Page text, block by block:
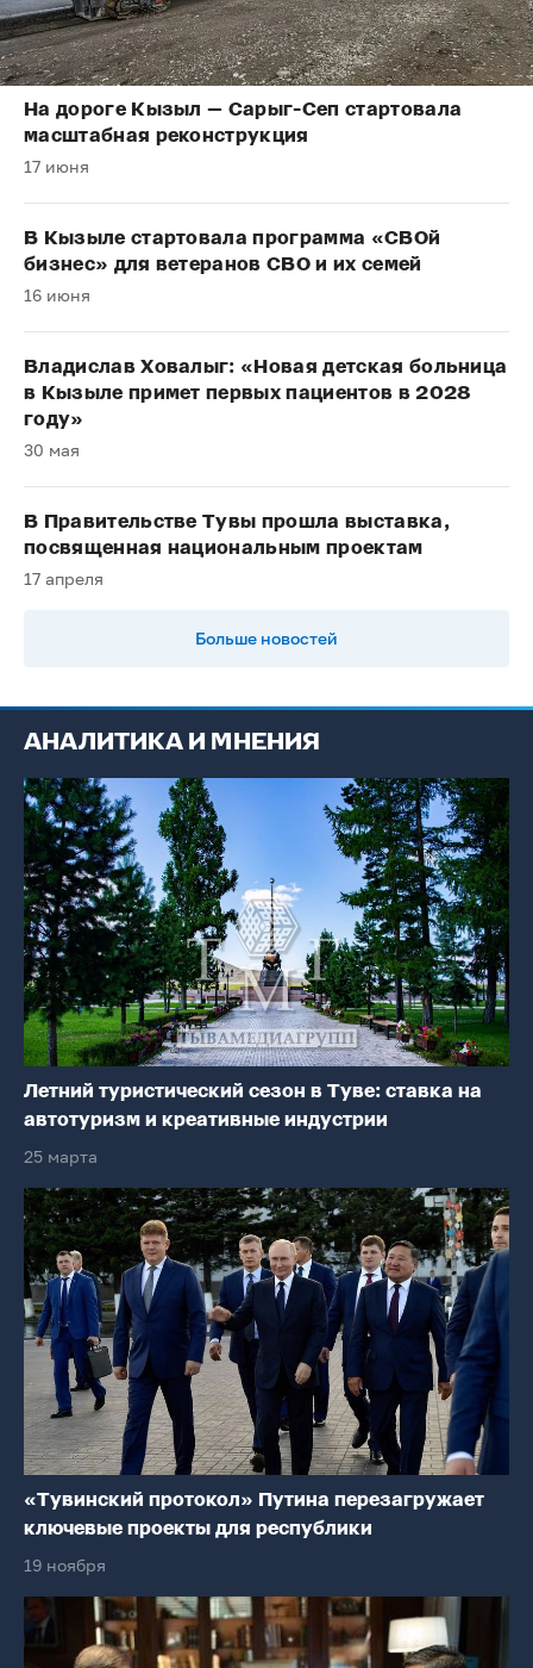
На дороге Кызыл — Сарыг-Сеп стартовала
масштабная реконструкция
17 июня
В Кызыле стартовала программа «СВОй
бизнес» для ветеранов СВО и их семей
16 июня
Владислав Ховалыг: «Новая детская больница
в Кызыле примет первых пациентов в 2028
году»
30 мая
В Правительстве Тувы прошла выставка,
посвященная национальным проектам
17 апреля
Больше новостей
АНАЛИТИКА И МНЕНИЯ
Летний туристический сезон в Туве: ставка на
автотуризм и креативные индустрии
25 марта
«Тувинский протокол» Путина перезагружает
ключевые проекты для республики
19 ноября